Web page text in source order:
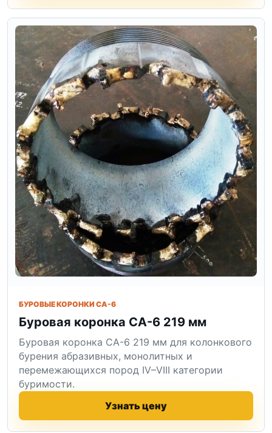
БУРОВЫЕ КОРОНКИ СА-6
Буровая коронка СА-6 219 мм
Буровая коронка СА-6 219 мм для колонкового
бурения абразивных, монолитных и
перемежающихся пород IV–VIII категории
буримости.
Узнать цену